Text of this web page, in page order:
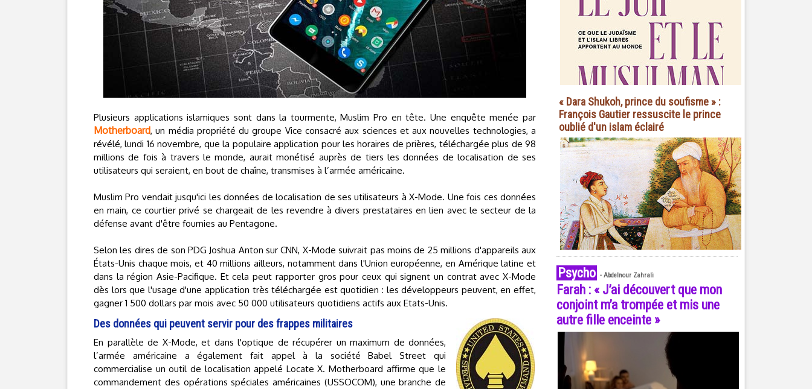
Plusieurs applications islamiques sont dans la tourmente, Muslim Pro en tête. Une enquête menée par
Motherboard, un média propriété du groupe Vice consacré aux sciences et aux nouvelles technologies, a
révélé, lundi 16 novembre, que la populaire application pour les horaires de prières, téléchargée plus de 98
millions de fois à travers le monde, aurait monétisé auprès de tiers les données de localisation de ses
utilisateurs qui seraient, en bout de chaîne, transmises à l’armée américaine.
Muslim Pro vendait jusqu'ici les données de localisation de ses utilisateurs à X-Mode. Une fois ces données
en main, ce courtier privé se chargeait de les revendre à divers prestataires en lien avec le secteur de la
défense avant d'être fournies au Pentagone.
Selon les dires de son PDG Joshua Anton sur CNN, X-Mode suivrait pas moins de 25 millions d'appareils aux
États-Unis chaque mois, et 40 millions ailleurs, notamment dans l'Union européenne, en Amérique latine et
dans la région Asie-Pacifique. Et cela peut rapporter gros pour ceux qui signent un contrat avec X-Mode
dès lors que l'usage d'une application très téléchargée est quotidien : les développeurs peuvent, en effet,
gagner 1 500 dollars par mois avec 50 000 utilisateurs quotidiens actifs aux Etats-Unis.
Des données qui peuvent servir pour des frappes militaires
En parallèle de X-Mode, et dans l'optique de récupérer un maximum de données,
l’armée américaine a également fait appel à la société Babel Street qui
commercialise un outil de localisation appelé Locate X. Motherboard affirme que le
commandement des opérations spéciales américaines (USSOCOM), une branche de
« Dara Shukoh, prince du soufisme » :
François Gautier ressuscite le prince
oublié d'un islam éclairé
Psycho - Abdelnour Zahrali
Farah : « J’ai découvert que mon
conjoint m’a trompée et mis une
autre fille enceinte »